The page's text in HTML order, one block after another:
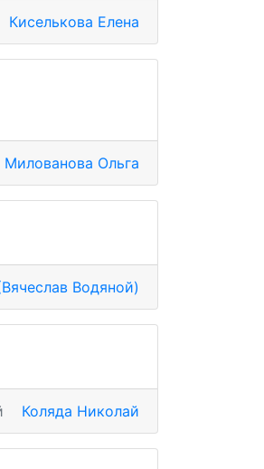
Киселькова Елена
Милованова Ольга
Водяной)
Коляда Николай